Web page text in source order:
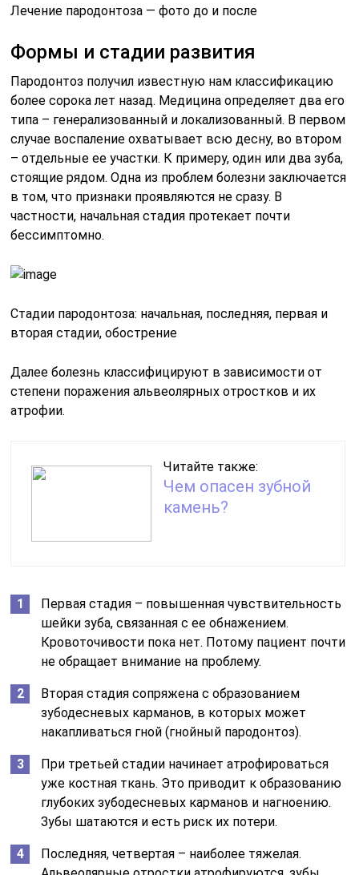
Лечение пародонтоза — фото до и после
Формы и стадии развития
Пародонтоз получил известную нам классификацию
более сорока лет назад. Медицина определяет два его
типа – генерализованный и локализованный. В первом
случае воспаление охватывает всю десну, во втором
– отдельные ее участки. К примеру, один или два зуба,
стоящие рядом. Одна из проблем болезни заключается
в том, что признаки проявляются не сразу. В
частности, начальная стадия протекает почти
бессимптомно.
Стадии пародонтоза: начальная, последняя, первая и
вторая стадии, обострение
Далее болезнь классифицируют в зависимости от
степени поражения альвеолярных отростков и их
атрофии.
Читайте также:
Чем опасен зубной
камень?
Первая стадия – повышенная чувствительность
шейки зуба, связанная с ее обнажением.
Кровоточивости пока нет. Потому пациент почти
не обращает внимание на проблему.
Вторая стадия сопряжена с образованием
зубодесневых карманов, в которых может
накапливаться гной (гнойный пародонтоз).
При третьей стадии начинает атрофироваться
уже костная ткань. Это приводит к образованию
глубоких зубодесневых карманов и нагноению.
Зубы шатаются и есть риск их потери.
Последняя, четвертая – наиболее тяжелая.